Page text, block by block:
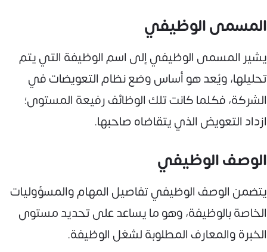
المسمى الوظيفي
يشير المسمى الوظيفي إلى اسم الوظيفة التي يتم
تحليلها، ويُعد هو أساس وضع نظام التعويضات في
الشركة، فكلما كانت تلك الوظائف رفيعة المستوى؛
ازداد التعويض الذي يتقاضاه صاحبها.
الوصف الوظيفي
يتضمن الوصف الوظيفي تفاصيل المهام والمسؤوليات
الخاصة بالوظيفة، وهو ما يساعد على تحديد مستوى
الخبرة والمعارف المطلوبة لشغل الوظيفة.